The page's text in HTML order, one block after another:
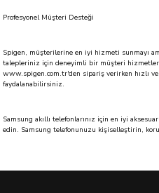
Profesyonel Müşteri Desteği
Spigen, müşterilerine en iyi hizmeti sunmayı
talepleriniz için deneyimli bir müşteri hizmetleri
www.spigen.com.tr'den sipariş verirken hızlı
faydalanabilirsiniz.
Samsung akıllı telefonlarınız için en iyi
edin. Samsung telefonunuzu kişiselleştirin,